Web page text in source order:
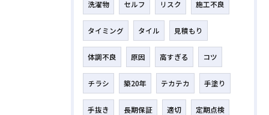
洗濯物 セルフ リスク 施工不良
タイミング タイル 見積もり
体調不良 原因 高すぎる コツ
チラシ 築20年 テカテカ 手塗り
手抜き 長期保証 適切 定期点検